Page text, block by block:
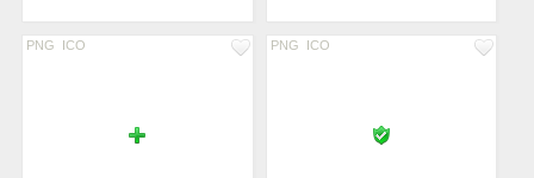
PNG ICO PNG ICO